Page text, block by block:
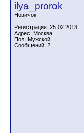
ilya_prorok
Новичок
Регистрация: 25.02.2013
Адрес: Москва
Пол: Мужской
Сообщений: 2